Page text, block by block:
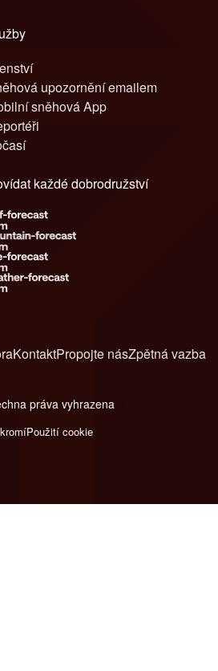
upozornění emailem
sněhová App
každé dobrodružství
KontaktPropojte násZpětná vazba
práva vyhrazena
Použití cookie